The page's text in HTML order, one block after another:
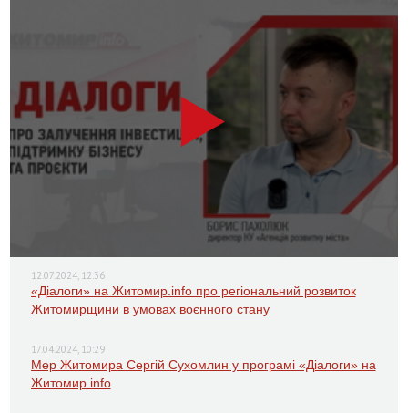
12.07.2024, 12:36
«Діалоги» на Житомир.info про регіональний розвиток
Житомирщини в умовах воєнного стану
17.04.2024, 10:29
Мер Житомира Сергій Сухомлин у програмі «Діалоги» на
Житомир.info